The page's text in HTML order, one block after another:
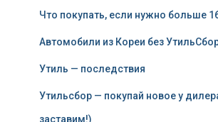
Что покупать, если нужно больше
Автомобили из Кореи без
Утиль — последствия
Утильсбор — покупай новое у
заставим!)